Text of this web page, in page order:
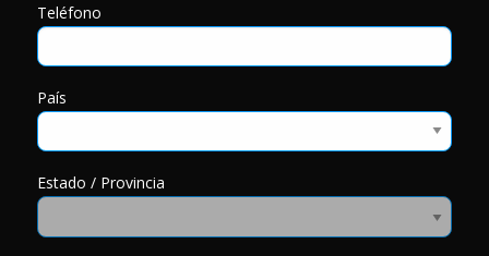
Teléfono
País
Estado / Provincia